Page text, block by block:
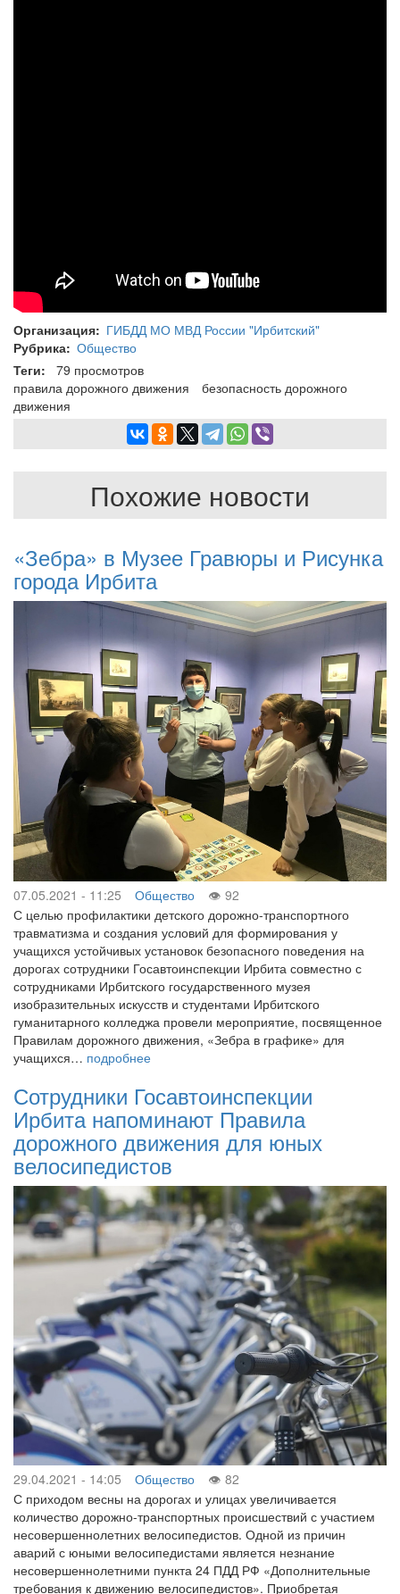
Организация
ГИБДД МО МВД России "Ирбитский"
Рубрика Общество
Теги
правила дорожного движения
безопасность дорожного
движения
79 просмотров
Похожие новости
«Зебра» в Музее Гравюры и Рисунка
города Ирбита
07.05.2021 - 11:25 Общество
92
С целью профилактики детского дорожно-транспортного
травматизма и создания условий для формирования у
учащихся устойчивых установок безопасного поведения на
дорогах сотрудники Госавтоинспекции Ирбита совместно с
сотрудниками Ирбитского государственного музея
изобразительных искусств и студентами Ирбитского
гуманитарного колледжа провели мероприятие, посвященное
Правилам дорожного движения, «Зебра в графике» для
учащихся… подробнее
Сотрудники Госавтоинспекции
Ирбита напоминают Правила
дорожного движения для юных
велосипедистов
29.04.2021 - 14:05 Общество
82
С приходом весны на дорогах и улицах увеличивается
количество дорожно-транспортных происшествий с участием
несовершеннолетних велосипедистов. Одной из причин
аварий с юными велосипедистами является незнание
несовершеннолетними пункта 24 ПДД РФ «Дополнительные
требования к движению велосипедистов». Приобретая